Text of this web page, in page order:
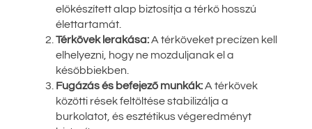
előkészített alap biztosítja a térkő hosszú
élettartamát.
Térkövek lerakása:A térköveket precízen kell
elhelyezni, hogy ne mozduljanak el a
későbbiekben.
Fugázás és befejező munkák:A térkövek
közötti rések feltöltése stabilizálja a
burkolatot, és esztétikus végeredményt